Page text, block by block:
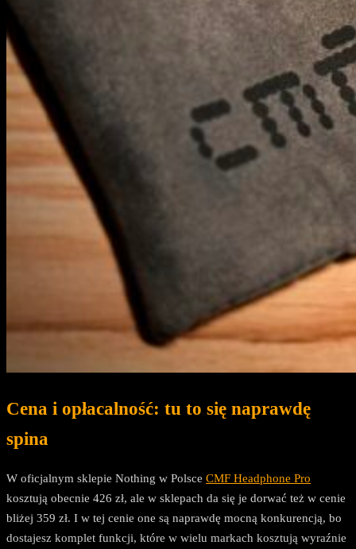
Cena i opłacalność: tu to się naprawdę
spina
W oficjalnym sklepie Nothing w Polsce CMF Headphone Pro
kosztują obecnie 426 zł, ale w sklepach da się je dorwać też w cenie
bliżej 359 zł. I w tej cenie one są naprawdę mocną konkurencją, bo
dostajesz komplet funkcji, które w wielu markach kosztują wyraźnie